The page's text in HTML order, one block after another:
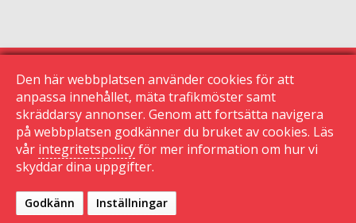
© 2015 Krogguiden.se
113 24 Stockholm
|
Kontakta oss |Den här sidan använder cookies
Den här webbplatsen använder cookies för att
anpassa innehållet, mäta trafikmöster samt
skräddarsy annonser. Genom att fortsätta navigera
på webbplatsen godkänner du bruket av cookies. Läs
vår integritetspolicyför mer information om hur vi
skyddar dina uppgifter.
Godkänn Inställningar